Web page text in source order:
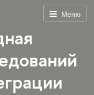
Меню